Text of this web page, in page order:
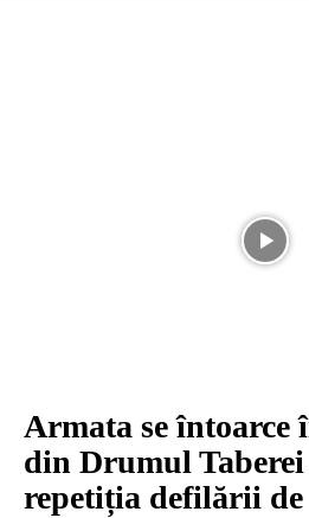
Armata se întoarce
din Drumul
repetiția defilării de